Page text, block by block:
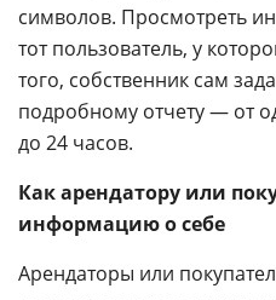
символов. Просмотреть
тот пользователь, у
того, собственник сам
подробному отчету — от
до 24 часов.
Как арендатору или
информацию о себе
Арендаторы или